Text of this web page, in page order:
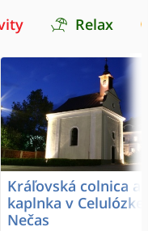
Relax
Kráľovská colnica a
kaplnka v
Nečas